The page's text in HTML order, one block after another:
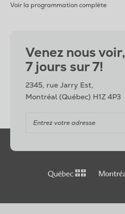
Voir la programmation complète
Venez nous voir,
7 jours sur 7!
2345, rue Jarry Est,
Montréal (Québec) H1Z 4P3